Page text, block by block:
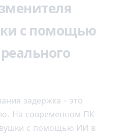
с помощью
задержка - это
На современном ПК
с помощью ИИ в